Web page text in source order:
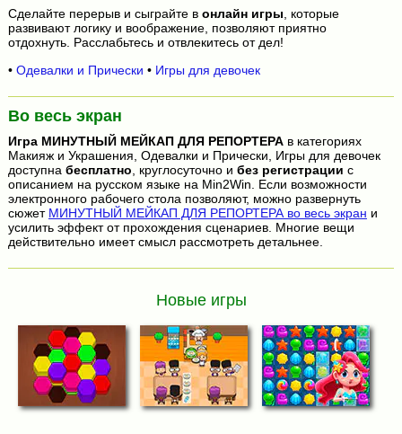
Сделайте перерыв и сыграйте в онлайн игры, которые
развивают логику и воображение, позволяют приятно
отдохнуть. Расслабьтесь и отвлекитесь от дел!
• Одевалки и Прически • Игры для девочек
Во весь экран
Игра МИНУТНЫЙ МЕЙКАП ДЛЯ РЕПОРТЕРАв категориях
Макияж и Украшения, Одевалки и Прически, Игры для девочек
доступна бесплатно , круглосуточно и без регистрации с
описанием на русском языке на Min2Win. Если возможности
электронного рабочего стола позволяют, можно развернуть
сюжет МИНУТНЫЙ МЕЙКАП ДЛЯ РЕПОРТЕРА во весь экран и
усилить эффект от прохождения сценариев. Многие вещи
действительно имеет смысл рассмотреть детальнее.
Новые игры